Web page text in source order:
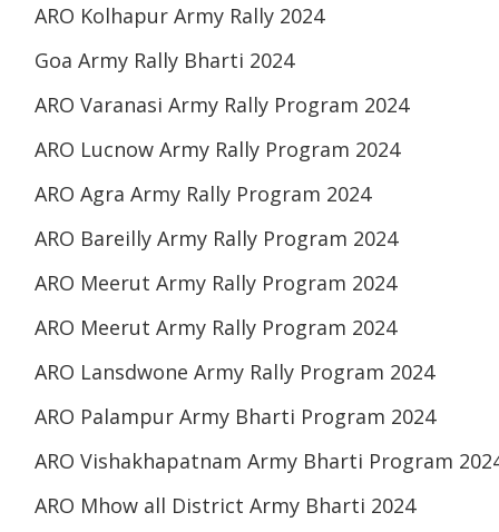
ARO Kolhapur Army Rally 2024
Goa Army Rally Bharti 2024
ARO Varanasi Army Rally Program 2024
ARO Lucnow Army Rally Program 2024
ARO Agra Army Rally Program 2024
ARO Bareilly Army Rally Program 2024
ARO Meerut Army Rally Program 2024
ARO Meerut Army Rally Program 2024
ARO Lansdwone Army Rally Program 2024
ARO Palampur Army Bharti Program 2024
ARO Vishakhapatnam Army Bharti Program
ARO Mhow all District Army Bharti 2024